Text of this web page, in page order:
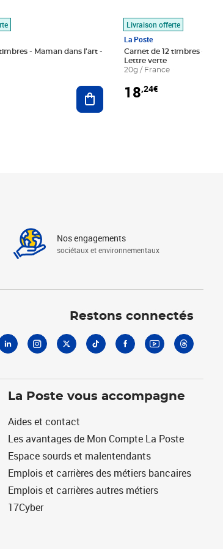
- Maman dans l'art -
Ajouter au panier
Livraison offerte
La Poste
Carnet de 12 timbres - Le
Lettre verte
20g / France
18,24€
Nos engagements
sociétaux et environnementaux
Restons connectés
La Poste vous accompagne
Aides et contact
Les avantages de Mon Compte La Poste
Espace sourds et malentendants
Emplois et carrières des métiers bancaires
Emplois et carrières autres métiers
17Cyber